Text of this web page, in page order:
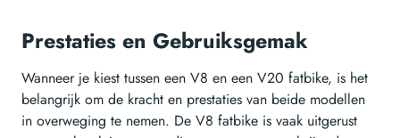
Prestaties en Gebruiksgemak
Wanneer je kiest tussen een V8 en een V20 fatbike, is het
belangrijk om de kracht en prestaties van beide modellen
in overweging te nemen. De V8 fatbike is vaak uitgerust